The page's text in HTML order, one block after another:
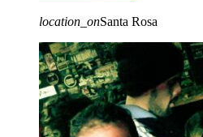
location_onSanta Rosa